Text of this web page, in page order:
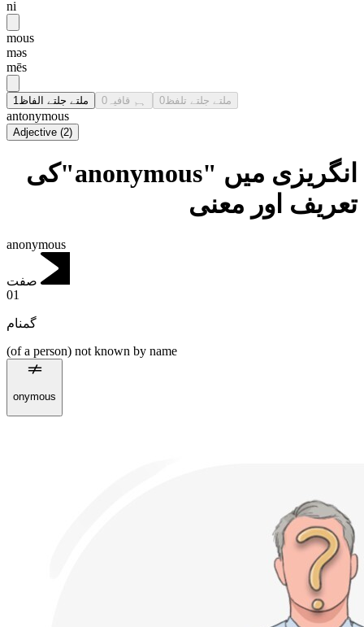
ni
mous
məs
mēs
ملتے جلتے الفاظ 1 ہم قافیہ 0 ملتے جلتے تلفظ 0
antonymous
Adjective (2)
انگریزی میں "anonymous"کی
تعریف اور معنی
anonymous
صفت
01
گمنام
(of a person) not known by name
onymous